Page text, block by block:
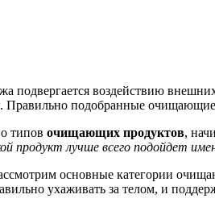
подвергается воздействию
Правильно подобранные
типов очищающих продуктов,
продукт лучше всего подойдет
основные категории
ухаживать за телом, и